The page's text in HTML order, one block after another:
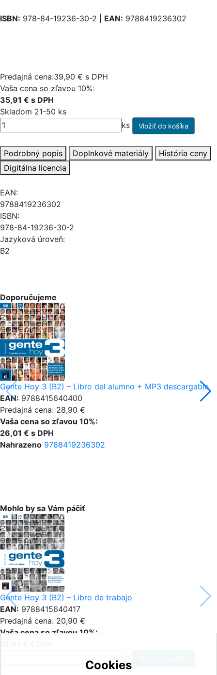
ISBN: 978-84-19236-30-2 | EAN: 9788419236302
Predajná cena:39,90 € s DPH
Vaša cena so zľavou 10%:
35,91 € s DPH
Skladom 21-50 ks
ks
Podrobný popis Doplnkové materiály
História ceny
Digitálna licencia
EAN:
9788419236302
ISBN:
978-84-19236-30-2
Jazyková úroveň:
B2
Doporučujeme
Gente Hoy 3 (B2) – Libro del alumno + MP3 descargable
EAN: 9788415640400
Predajná cena: 28,90 €
Vaša cena so zľavou 10%:
26,01 € s DPH
Nahrazeno 9788419236302
Mohlo by sa Vám páčiť
Gente Hoy 3 (B2) – Libro de trabajo
EAN: 9788415640417
Predajná cena: 20,90 €
Vaša cena so zľavou 10%:
Cookies